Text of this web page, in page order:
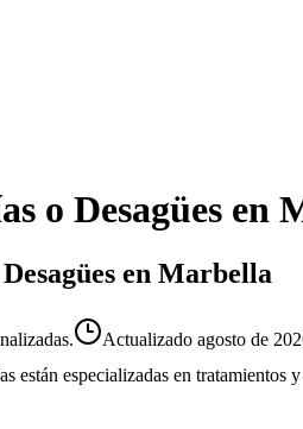
o Desagües en
en Marbella
Actualizado agosto de
especializadas en tratamientos